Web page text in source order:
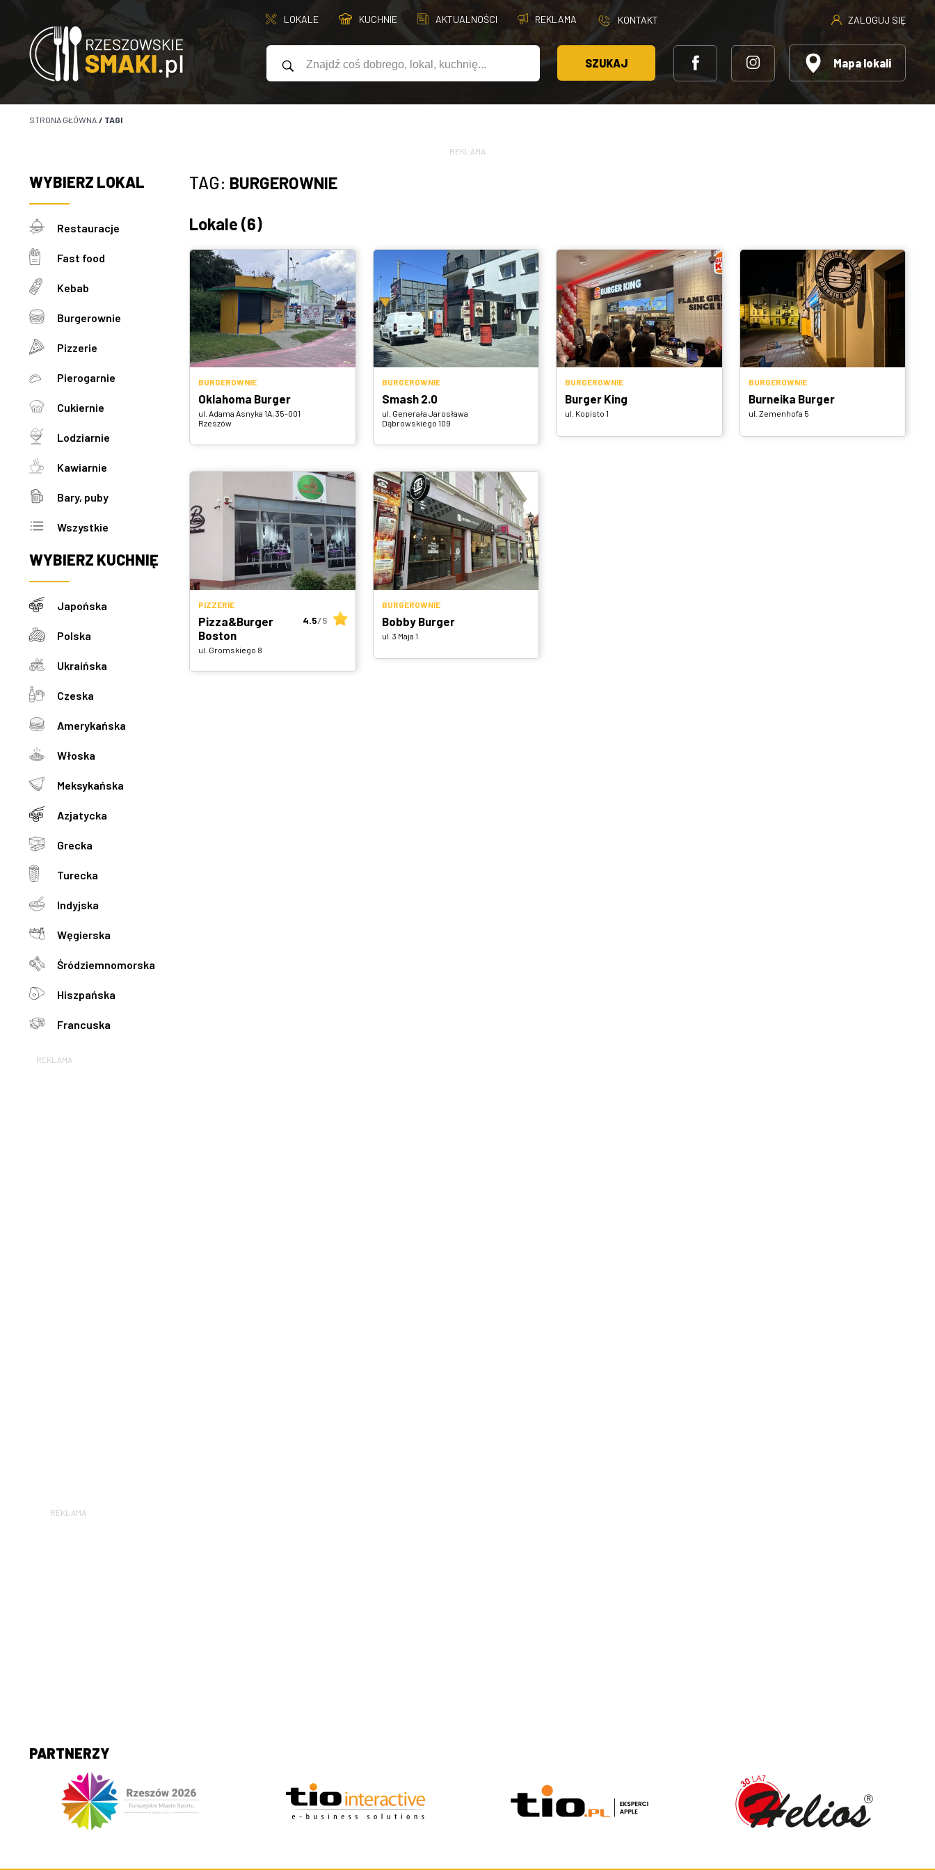
LOKALE KUCHNIE AKTUALNOŚCI REKLAMA KONTAKT ZALOGUJ SIĘ
SZUKAJ Mapa lokali
STRONA GŁÓWNA / TAGI
REKLAMA
WYBIERZ LOKAL
Restauracje
Fast food
Kebab
Burgerownie
Pizzerie
Pierogarnie
Cukiernie
Lodziarnie
Kawiarnie
Bary, puby
Wszystkie
WYBIERZ KUCHNIĘ
Japońska
Polska
Ukraińska
Czeska
Amerykańska
Włoska
Meksykańska
Azjatycka
Grecka
Turecka
Indyjska
Węgierska
Śródziemnomorska
Hiszpańska
Francuska
REKLAMA
TAG: BURGEROWNIE
Lokale (6)
BURGEROWNIE
Oklahoma Burger
ul. Adama Asnyka 1A, 35-001
Rzeszów
BURGEROWNIE
Smash 2.0
ul. Generała Jarosława
Dąbrowskiego 109
BURGEROWNIE
Burger King
ul. Kopisto 1
BURGEROWNIE
Burneika Burger
ul. Zemenhofa 5
PIZZERIE
Pizza&Burger
Boston
ul. Gromskiego 8
4.5/5
BURGEROWNIE
Bobby Burger
ul. 3 Maja 1
REKLAMA
PARTNERZY